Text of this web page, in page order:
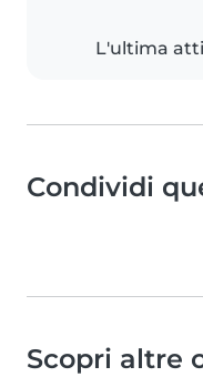
L'ultima
Condividi
Scopri altre